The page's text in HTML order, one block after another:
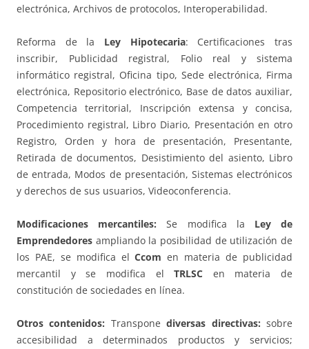
electrónica, Archivos de protocolos, Interoperabilidad.
Reforma de la Ley Hipotecaria: Certificaciones tras
inscribir, Publicidad registral, Folio real y sistema
informático registral, Oficina tipo, Sede electrónica, Firma
electrónica, Repositorio electrónico, Base de datos auxiliar,
Competencia territorial, Inscripción extensa y concisa,
Procedimiento registral, Libro Diario, Presentación en otro
Registro, Orden y hora de presentación, Presentante,
Retirada de documentos, Desistimiento del asiento, Libro
de entrada, Modos de presentación, Sistemas electrónicos
y derechos de sus usuarios, Videoconferencia.
Modificaciones mercantiles: Se modifica la Ley de
Emprendedores ampliando la posibilidad de utilización de
los PAE, se modifica elCcom en materia de publicidad
mercantil y se modifica elTRLSC en materia de
constitución de sociedades en línea.
Otros contenidos: Transponediversas directivas: sobre
accesibilidad a determinados productos y servicios;